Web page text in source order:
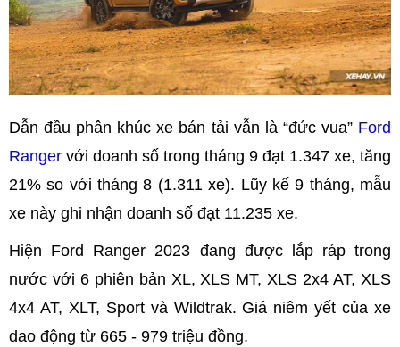
Dẫn đầu phân khúc xe bán tải vẫn là “đức vua” Ford
Ranger với doanh số trong tháng 9 đạt 1.347 xe, tăng
21% so với tháng 8 (1.311 xe). Lũy kế 9 tháng, mẫu
xe này ghi nhận doanh số đạt 11.235 xe.
Hiện Ford Ranger 2023 đang được lắp ráp trong
nước với 6 phiên bản XL, XLS MT, XLS 2x4 AT, XLS
4x4 AT, XLT, Sport và Wildtrak. Giá niêm yết của xe
dao động từ 665 - 979 triệu đồng.